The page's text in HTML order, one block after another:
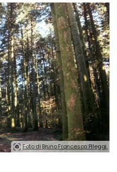
Foto di Bruno Francesco Pileggi.